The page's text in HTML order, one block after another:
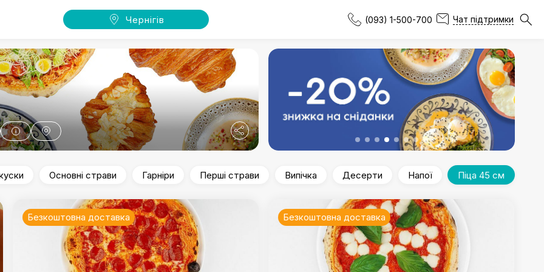
Чернігів (093) 1-500-700 Чат підтримки
Основні страви Гарніри Перші страви Випічка Десерти Напої Піца 45 см
Безкоштовна доставка Безкоштовна доставка